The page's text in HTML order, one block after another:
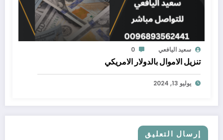
سعيد اليافعي 0
تنزيل الاموال بالدولار الامريكي
يوليو 13, 2024
إرسال التعليق